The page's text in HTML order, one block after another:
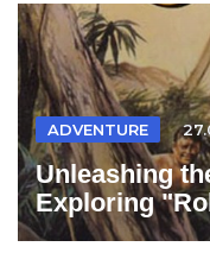
ADVENTURE
Unleashing
Exploring